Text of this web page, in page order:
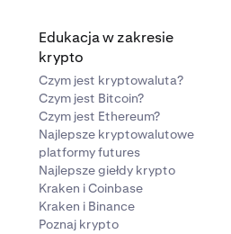
Edukacja w zakresie
krypto
Czym jest kryptowaluta?
Czym jest Bitcoin?
Czym jest Ethereum?
Najlepsze kryptowalutowe
platformy futures
Najlepsze giełdy krypto
Kraken i Coinbase
Kraken i Binance
Poznaj krypto